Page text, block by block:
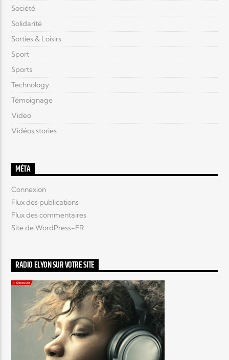
Société
Solidarité
Sorties & Loisirs
Sport
Sports
Technology
Témoignage
Video
Vidéos stories
MÉTA
Connexion
Flux des publications
Flux des commentaires
Site de WordPress-FR
RADIO ELYON SUR VOTRE SITE